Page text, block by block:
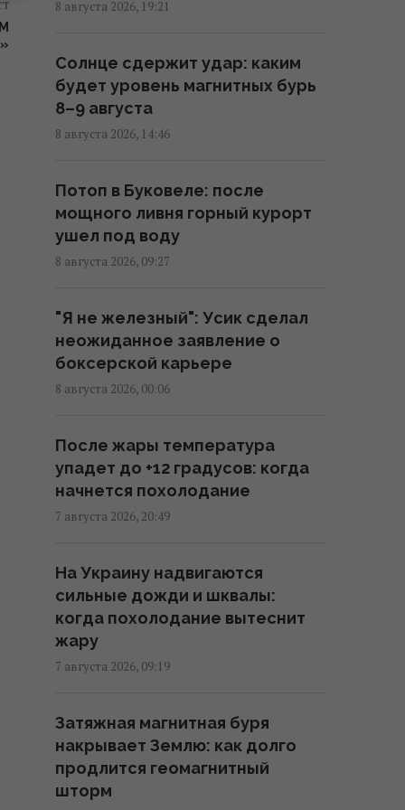
Главный генерал США ищет
выход из войны в Иране, чтобы
не разозлить Трампа, - CNN
11:21 суббота, 08 августа 2026
Разведка США связывает с
Россией дрон со взрывчаткой в
аэропорту Лейпцига, – WSJ
09:59 суббота, 08 августа 2026
"Смело и мужественно": СМИ
раскрыли, кто спас украинский
самолет от дрона в Лейпциге
08:59 суббота, 08 августа 2026
Трамп неохотно усиливает
давление на РФ, но
законопроект Грэма заставит
его принять меры, – WSJ
Мелони отреагировала на
требование Испании о
проведении пограничных
проверок в Шенгенской зоне
Саудовская Аравия, Пакистан и
Турция заключили соглашение
о взаимной обороне, – Reuters
8 августа 2026, 19:21
Солнце сдержит удар: каким
будет уровень магнитных бурь
8–9 августа
8 августа 2026, 14:46
Потоп в Буковеле: после
мощного ливня горный курорт
ушел под воду
8 августа 2026, 09:27
"Я не железный": Усик сделал
неожиданное заявление о
боксерской карьере
8 августа 2026, 00:06
После жары температура
упадет до +12 градусов: когда
начнется похолодание
7 августа 2026, 20:49
На Украину надвигаются
сильные дожди и шквалы:
когда похолодание вытеснит
жару
7 августа 2026, 09:19
Затяжная магнитная буря
накрывает Землю: как долго
продлится геомагнитный
шторм